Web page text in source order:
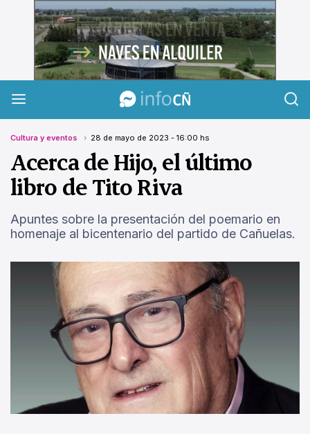
InfoCañuelas
Cultura y eventos 28 de mayo de 2023 - 16:00 hs
Acerca de Hijo, el último
libro de Tito Riva
Apuntes sobre la presentación del poemario en
homenaje al bicentenario del partido de Cañuelas.